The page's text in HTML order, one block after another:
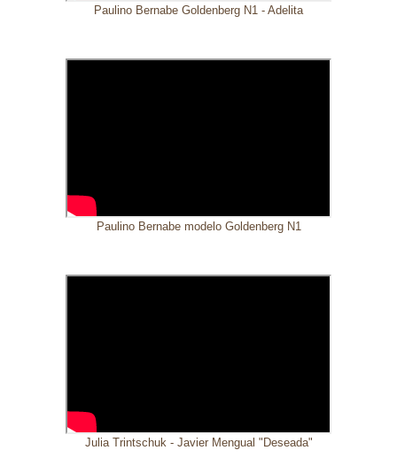
Paulino Bernabe Goldenberg N1 - Adelita
Paulino Bernabe modelo Goldenberg N1
Julia Trintschuk - Javier Mengual "Deseada"